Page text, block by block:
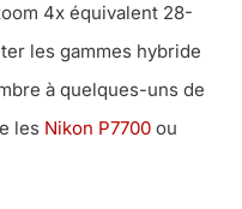
4x équivalent 28-
les gammes hybride
à quelques-uns de
les Nikon P7700 ou